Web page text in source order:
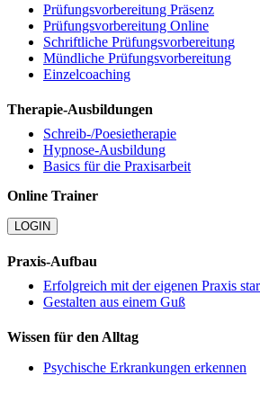
Prüfungsvorbereitung Präsenz
Prüfungsvorbereitung Online
Schriftliche Prüfungsvorbereitung
Mündliche Prüfungsvorbereitung
Einzelcoaching
Therapie-Ausbildungen
Schreib-/Poesietherapie
Hypnose-Ausbildung
Basics für die Praxisarbeit
Online Trainer
LOGIN
Praxis-Aufbau
Erfolgreich mit der eigenen Praxis
Gestalten aus einem Guß
Wissen für den Alltag
Psychische Erkrankungen erkennen